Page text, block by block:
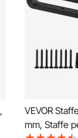
VEVOR
mm, Staffe